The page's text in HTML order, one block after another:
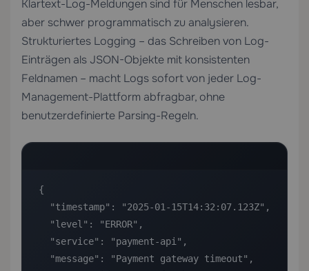
Klartext-Log-Meldungen sind für Menschen lesbar,
aber schwer programmatisch zu analysieren.
Strukturiertes Logging – das Schreiben von Log-
Einträgen als JSON-Objekte mit konsistenten
Feldnamen – macht Logs sofort von jeder Log-
Management-Plattform abfragbar, ohne
benutzerdefinierte Parsing-Regeln.
{